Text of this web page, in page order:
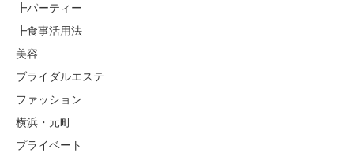
┣パーティー
┣食事活用法
美容
ブライダルエステ
ファッション
横浜・元町
プライベート